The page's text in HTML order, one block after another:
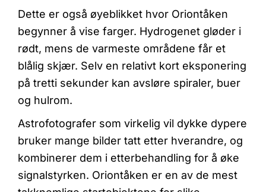
Dette er også øyeblikket hvor Oriontåken
begynner å vise farger. Hydrogenet gløder i
rødt, mens de varmeste områdene får et
blålig skjær. Selv en relativt kort eksponering
på tretti sekunder kan avsløre spiraler, buer
og hulrom.
Astrofotografer som virkelig vil dykke dypere
bruker mange bilder tatt etter hverandre, og
kombinerer dem i etterbehandling for å øke
signalstyrken. Oriontåken er en av de mest